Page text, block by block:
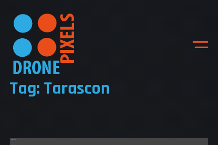
Tag: Tarascon